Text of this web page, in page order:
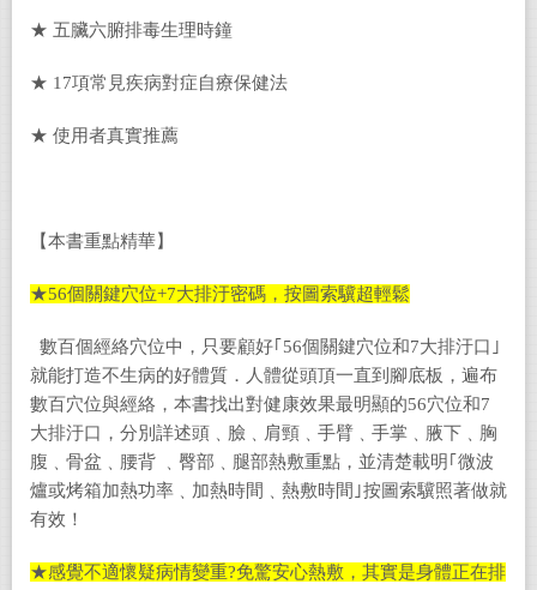
★ 五臟六腑排毒生理時鐘
★ 17項常見疾病對症自療保健法
★ 使用者真實推薦
【本書重點精華】
★56個關鍵穴位+7大排汙密碼，按圖索驥超輕鬆
數百個經絡穴位中，只要顧好｢56個關鍵穴位和7大排汙口｣
就能打造不生病的好體質．人體從頭頂一直到腳底板，遍布
數百穴位與經絡，本書找出對健康效果最明顯的56穴位和7
大排汙口，分別詳述頭﹑臉﹑肩頸﹑手臂﹑手掌﹑腋下﹑胸
腹﹑骨盆﹑腰背 ﹑臀部﹑腿部熱敷重點，並清楚載明｢微波
爐或烤箱加熱功率﹑加熱時間﹑熱敷時間｣按圖索驥照著做就
有效！
★感覺不適懷疑病情變重?免驚安心熱敷，其實是身體正在排